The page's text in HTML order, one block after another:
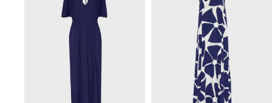
Camisas
Shorts
Sudaderas
Ver todo Pret-a-porter
Ver todo Niña